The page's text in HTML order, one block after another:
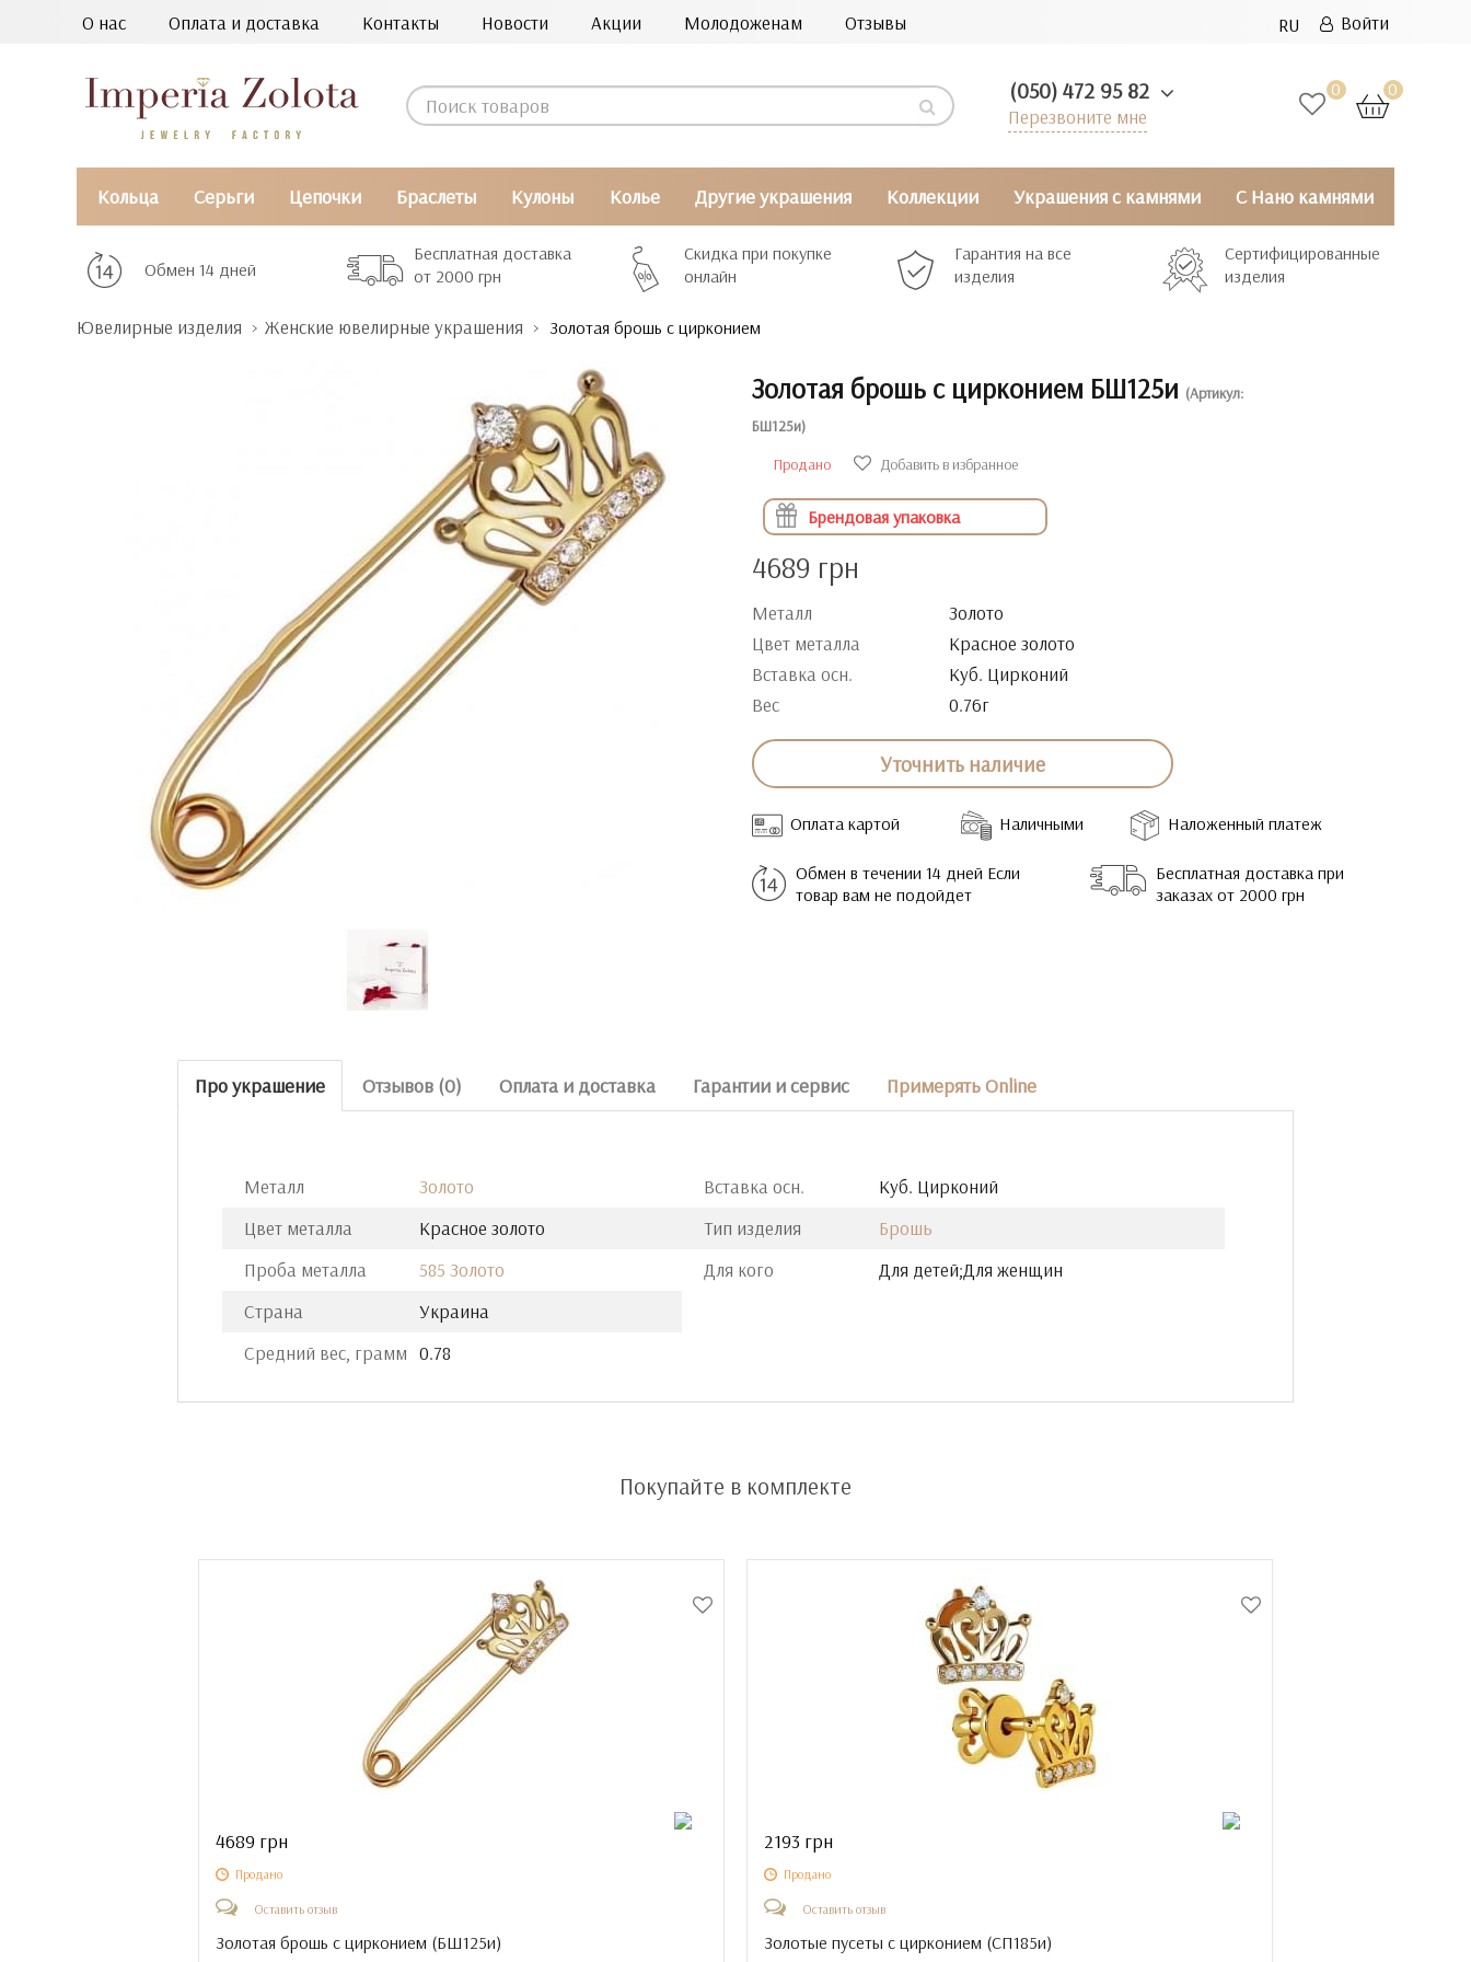
О нас Оплата и доставка Контакты Новости Акции Молодоженам Отзывы RU Войти
0 0
(050) 472 95 82
Перезвоните мне
Кольца Серьги Цепочки Браслеты Кулоны Колье Другие украшения Коллекции Украшения с камнями С Нано камнями
Обмен 14 дней
Бесплатная доставка
от 2000 грн
Скидка при покупке
онлайн
Гарантия на все
изделия
Сертифицированные
изделия
Ювелирные изделия Женские ювелирные украшения Золотая брошь с цирконием
Золотая брошь с цирконием БШ125и (Артикул:
БШ125и)
Продано
Добавить в избранное
Брендовая упаковка
4689 грн
Металл
Золото
Цвет металла
Красное золото
Вставка осн.
Куб. Цирконий
Вес
0.76г
Уточнить наличие
Оплата картой Наличными Наложенный платеж
Обмен в течении 14 дней Если
товар вам не подойдет
Бесплатная доставка при
заказах от 2000 грн
Про украшение Отзывов (0) Оплата и доставка Гарантии и сервис Примерять Online
Металл
Золото
Цвет металла
Красное золото
Проба металла
585 Золото
Страна
Украина
Средний вес, грамм 0.78
Вставка осн.
Куб. Цирконий
Тип изделия
Брошь
Для кого
Для детей;Для женщин
Покупайте в комплекте
4689 грн
Продано
Оставить отзыв
Золотая брошь с цирконием (БШ125и)
2193 грн
Продано
Оставить отзыв
Золотые пусеты с цирконием (СП185и)